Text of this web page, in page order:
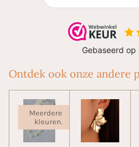
Ontdek ook onze andere
Meerdere
kleuren.